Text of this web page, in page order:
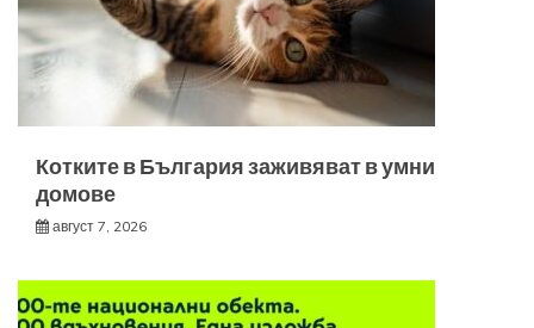
Котките в България заживяват в умни
домове
август 7, 2026